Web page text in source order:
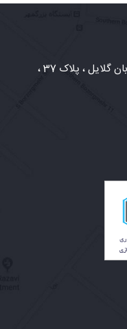
شهر مشهد، بلوار سجاد ، خیابان خیام جنوبی ۱۰ [بهزاد] ، خیابان گلایل ، پلاک 37 ،